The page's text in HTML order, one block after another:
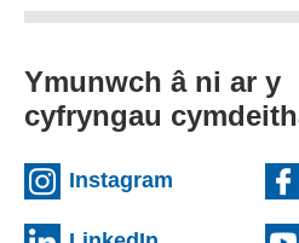
Ymunwch â ni ar y
cyfryngau
Instagram (external
(external